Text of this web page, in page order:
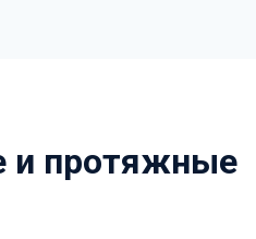
и протяжные